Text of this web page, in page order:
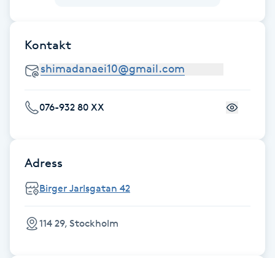
E
Extensions
Eyeliner-tatuering
Face framing
Kontakt
076-932 80 XX
Adress
Birger Jarlsgatan 42
114 29, Stockholm